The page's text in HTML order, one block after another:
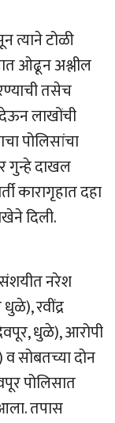
त्याने टोळी
ओढून अश्लील
तसेच
देऊन लाखोंची
पोलिसांचा
गुन्हे दाखल
कारागृहात दहा
दिली.
नरेश
रवींद्र
धुळे), आरोपी
सोबतच्या दोन
पोलिसात
तपास